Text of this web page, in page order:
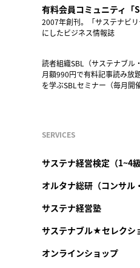
有料会員コミュニティ「
2007年創刊。「サステナビ
にしたビジネス情報誌
読者組織SBL（サステナブル
月額990円で有料記事読み放
を学ぶSBLセミナー（毎月開
SERVICES
サステナ経営検定（1~4級
オルタナ総研（コンサル
サステナ経営塾
サステナブル★セレクシ
オンラインショップ